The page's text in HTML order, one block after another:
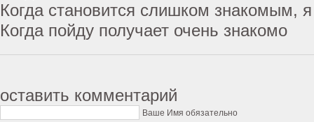
Когда становится слишком знакомым,
Когда пойду получает очень знакомо
оставить комментарий
Ваше Имя обязательно